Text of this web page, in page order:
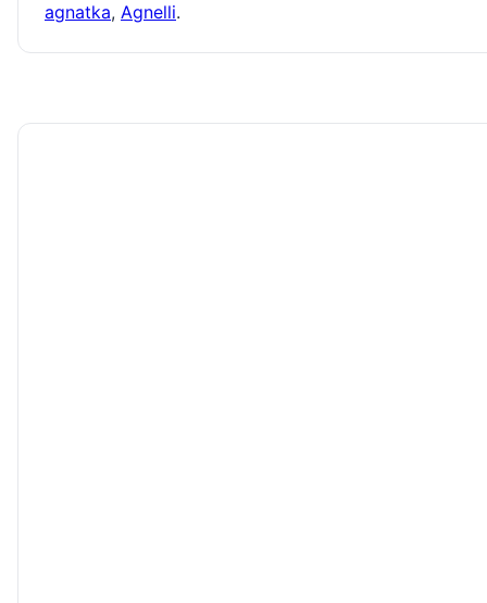
agnatka, Agnelli.